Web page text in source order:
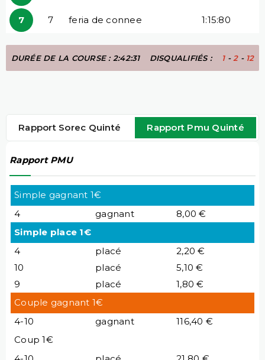
7 7 feria de connee 1:15:80
DURÉE DE LA COURSE : 2:42:31 DISQUALIFIÉS : 1- 2- 12
Rapport Sorec Quinté Rapport Pmu Quinté
Rapport PMU
Simple gagnant 1€
4
gagnant
8,00 €
Simple place 1€
4
placé
2,20 €
10
placé
5,10 €
9
placé
1,80 €
Couple gagnant 1€
4-10
gagnant
116,40 €
Coup 1€